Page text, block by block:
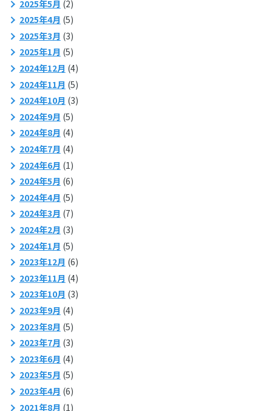
2025年5月 (2)
2025年4月 (5)
2025年3月 (3)
2025年1月 (5)
2024年12月 (4)
2024年11月 (5)
2024年10月 (3)
2024年9月 (5)
2024年8月 (4)
2024年7月 (4)
2024年6月 (1)
2024年5月 (6)
2024年4月 (5)
2024年3月 (7)
2024年2月 (3)
2024年1月 (5)
2023年12月 (6)
2023年11月 (4)
2023年10月 (3)
2023年9月 (4)
2023年8月 (5)
2023年7月 (3)
2023年6月 (4)
2023年5月 (5)
2023年4月 (6)
2021年8月 (1)